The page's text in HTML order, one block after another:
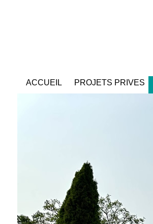
ACCUEIL PROJETS PRIVES